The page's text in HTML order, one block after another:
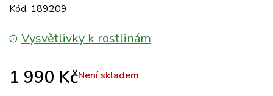
Kód: 189209
Vysvětlivky k rostlinám
1 990 KčNení skladem